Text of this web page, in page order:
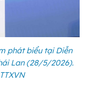
phát biểu tại Diễn
Lan (28/5/2026).